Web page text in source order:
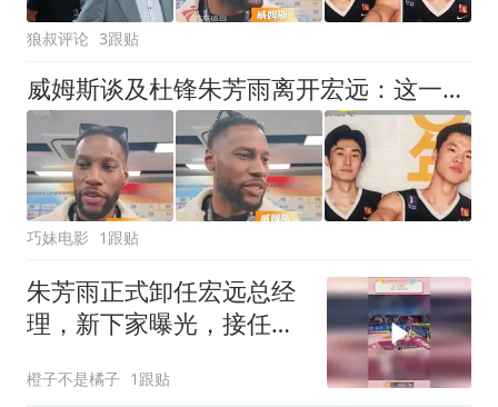
狼叔评论 3跟贴
威姆斯谈及杜锋朱芳雨离开宏远：这一天终会到来，二人未来会回归
巧妹电影 1跟贴
朱芳雨正式卸任宏远总经
理，新下家曝光，接任人
橙子不是橘子 1跟贴